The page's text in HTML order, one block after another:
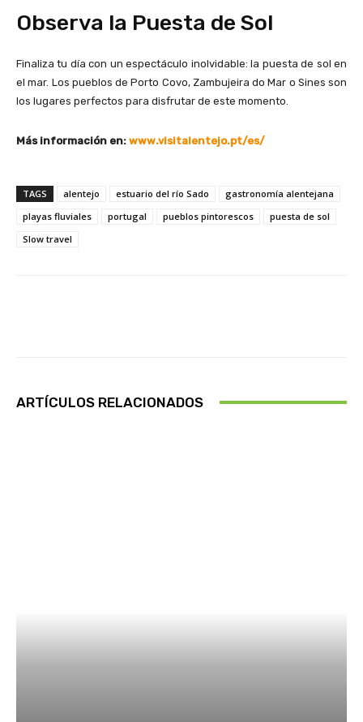
Observa la Puesta de Sol
Finaliza tu día con un espectáculo inolvidable: la puesta de sol en
el mar. Los pueblos de Porto Covo, Zambujeira do Mar o Sines son
los lugares perfectos para disfrutar de este momento.
Más información en: www.visitalentejo.pt/es/
TAGS alentejo estuario del río Sado
gastronomía alentejana
playas fluviales
portugal pueblos pintorescos
puesta de sol
Slow travel
ARTÍCULOS RELACIONADOS